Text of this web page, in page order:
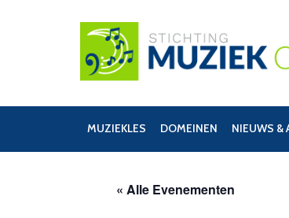
MUZIEKLES DOMEINEN NIEUWS &
« Alle Evenementen